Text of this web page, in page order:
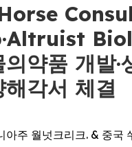
약품 개발·
각서 체결
아주 월넛크리크. & 중국